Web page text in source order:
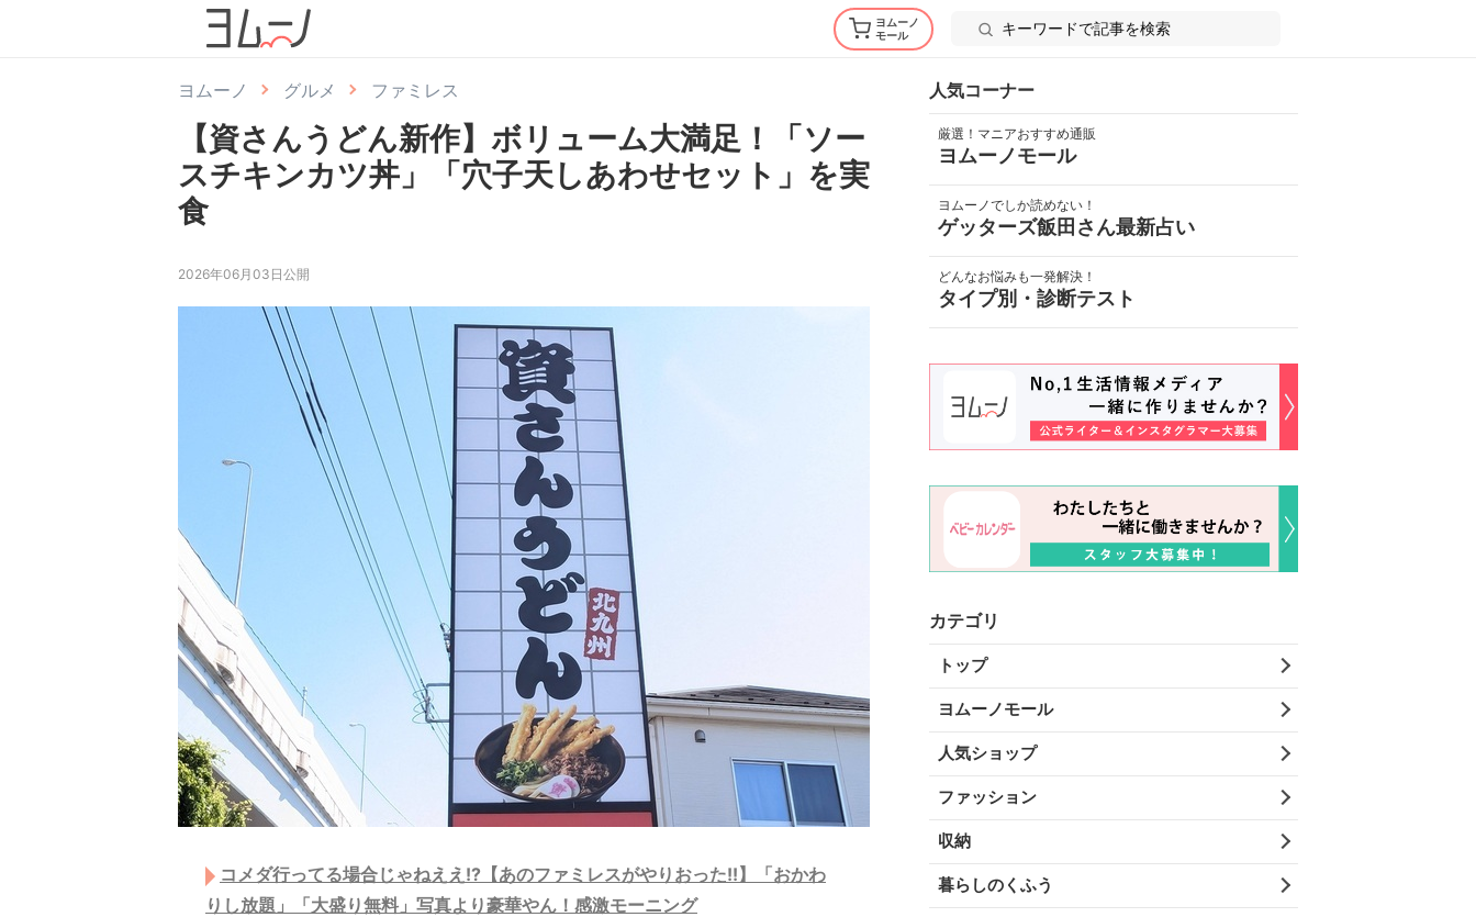
ヨムーノ
モール
ヨムーノ グルメ ファミレス
【資さんうどん新作】ボリューム大満足！「ソー
スチキンカツ丼」「穴子天しあわせセット」を実
食
2026年06月03日公開
コメダ行ってる場合じゃねええ!?【あのファミレスがやりおった!!】「おかわ
りし放題」「大盛り無料」写真より豪華やん！感激モーニング
人気コーナー
厳選！マニアおすすめ通販
ヨムーノモール
ヨムーノでしか読めない！
ゲッターズ飯田さん最新占い
どんなお悩みも一発解決！
タイプ別・診断テスト
カテゴリ
トップ
ヨムーノモール
人気ショップ
ファッション
収納
暮らしのくふう